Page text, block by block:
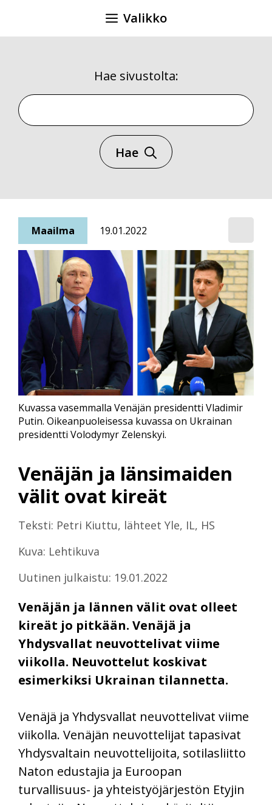
Valikko
Hae sivustolta:
Hae sivustolta
Hae
Maailma 19.01.2022
Venäjän ja länsimaiden
välit ovat kireät
Teksti: Petri Kiuttu, lähteet Yle, IL, HS
Kuva: Lehtikuva
Uutinen julkaistu: 19.01.2022
Venäjän ja lännen välit ovat olleet
kireät jo pitkään. Venäjä ja
Yhdysvallat neuvottelivat viime
viikolla. Neuvottelut koskivat
esimerkiksi Ukrainan tilannetta.
Kuvassa vasemmalla Venäjän presidentti Vladimir
Putin. Oikeanpuoleisessa kuvassa on Ukrainan
presidentti Volodymyr Zelenskyi.
Venäjä ja Yhdysvallat neuvottelivat viime
viikolla. Venäjän neuvottelijat tapasivat
Yhdysvaltain neuvottelijoita, sotilasliitto
Naton edustajia ja Euroopan
turvallisuus- ja yhteistyöjärjestön Etyjin